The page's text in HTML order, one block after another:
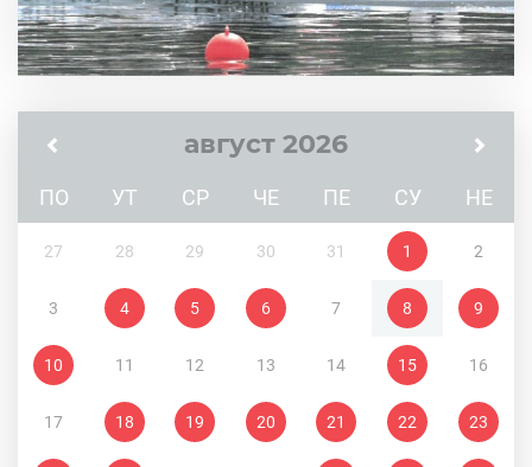
август 2026
ПО УТ СР ЧЕ ПЕ СУ НЕ
27 28 29 30 31 1 2
3 4 5 6 7 8 9
10 11 12 13 14 15 16
17 18 19 20 21 22 23